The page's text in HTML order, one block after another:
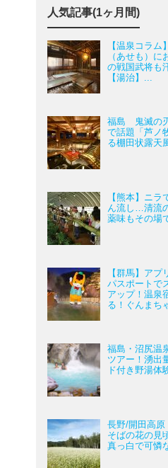
人気記事(1ヶ月間)
【温泉コラ
（あせも）
の戦国武将も
【湯治】...
福島 鬼滅の
で話題「芦ノ
る棚田状露天
【熊本】ニ
ん流し…清流
薬味もその場
【群馬】ア
パスポートで
アップ！温泉
る！ぐんまち
福島・沼尻温
ツアー！湧出
ド付き野湯体
長野/開田高原
そばの花の見
真っ白で可憐